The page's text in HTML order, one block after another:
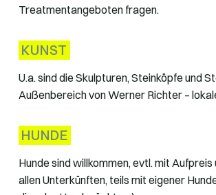
Treatmentangeboten fragen.
KUNST
U.a. sind die Skulpturen, Steinköpfe und
Außenbereich von Werner Richter –
HUNDE
Hunde sind willkommen, evtl. mit Aufpreis
allen Unterkünften, teils mit eigener